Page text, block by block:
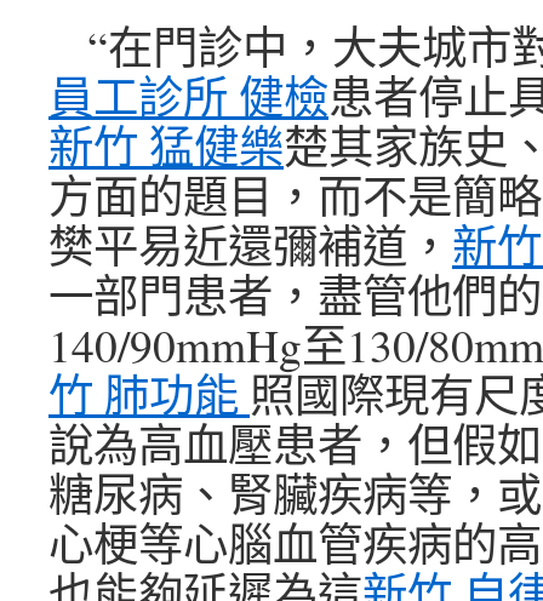
“在門診中，大夫城市
員工診所 健檢患者停止
新竹 猛健樂楚其家族史
方面的題目，而不是簡
樊平易近還彌補道， 新
一部門患者，盡管他們
140/90mmHg至130/
竹 肺功能 照國際現有尺
說為高血壓患者，但假
糖尿病、腎臟疾病等，
心梗等心腦血管疾病的